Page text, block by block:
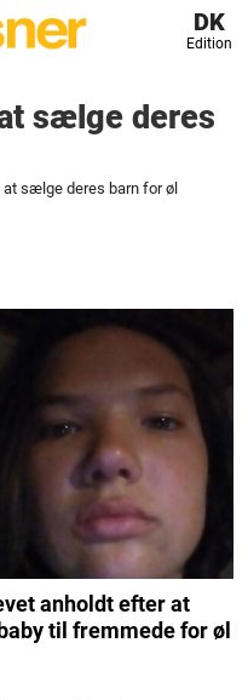
DK
Edition
sælge deres
sælge deres barn for øl
anholdt efter at
til fremmede for øl